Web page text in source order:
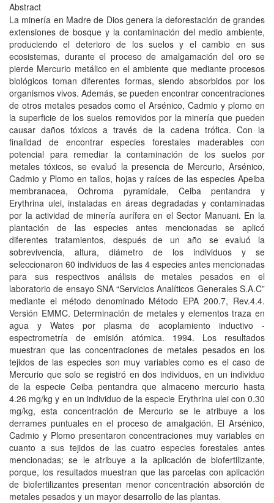
Abstract
La minería en Madre de Dios genera la deforestación de grandes
extensiones de bosque y la contaminación del medio ambiente,
produciendo el deterioro de los suelos y el cambio en sus
ecosistemas, durante el proceso de amalgamación del oro se
pierde Mercurio metálico en el ambiente que mediante procesos
biológicos toman diferentes formas, siendo absorbidos por los
organismos vivos. Además, se pueden encontrar concentraciones
de otros metales pesados como el Arsénico, Cadmio y plomo en
la superficie de los suelos removidos por la minería que pueden
causar daños tóxicos a través de la cadena trófica. Con la
finalidad de encontrar especies forestales maderables con
potencial para remediar la contaminación de los suelos por
metales tóxicos, se evaluó la presencia de Mercurio, Arsénico,
Cadmio y Plomo en tallos, hojas y raíces de las especies Apeiba
membranacea, Ochroma pyramidale, Ceiba pentandra y
Erythrina ulei, instaladas en áreas degradadas y contaminadas
por la actividad de minería aurífera en el Sector Manuani. En la
plantación de las especies antes mencionadas se aplicó
diferentes tratamientos, después de un año se evaluó la
sobrevivencia, altura, diámetro de los individuos y se
seleccionaron 60 individuos de las 4 especies antes mencionadas
para sus respectivos análisis de metales pesados en el
laboratorio de ensayo SNA “Servicios Analíticos Generales S.A.C”
mediante el método denominado Método EPA 200.7, Rev.4.4.
Versión EMMC. Determinación de metales y elementos traza en
agua y Wates por plasma de acoplamiento inductivo -
espectrometría de emisión atómica. 1994. Los resultados
muestran que las concentraciones de metales pesados en los
tejidos de las especies son muy variables como es el caso de
Mercurio que solo se registró en dos individuos, en un individuo
de la especie Ceiba pentandra que almaceno mercurio hasta
4.26 mg/kg y en un individuo de la especie Erythrina ulei con 0.30
mg/kg, esta concentración de Mercurio se le atribuye a los
derrames puntuales en el proceso de amalgación. El Arsénico,
Cadmio y Plomo presentaron concentraciones muy variables en
cuanto a sus tejidos de las cuatro especies forestales antes
mencionadas; se le atribuye a la aplicación de biofertilizante,
porque, los resultados muestran que las parcelas con aplicación
de biofertilizantes presentan menor concentración absorción de
metales pesados y un mayor desarrollo de las plantas.